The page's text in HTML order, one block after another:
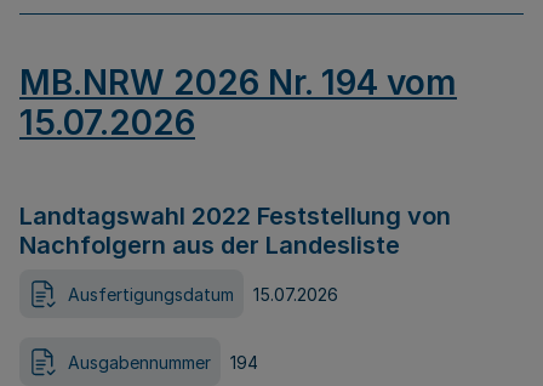
MB.NRW 2026 Nr. 194 vom
15.07.2026
Landtagswahl 2022 Feststellung von
Nachfolgern aus der Landesliste
Ausfertigungsdatum 15.07.2026
Ausgabennummer 194